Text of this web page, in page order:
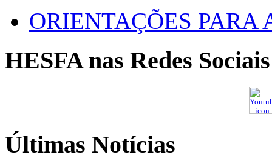
ORIENTAÇÕES PARA
HESFA nas Redes Sociais
Últimas Notícias